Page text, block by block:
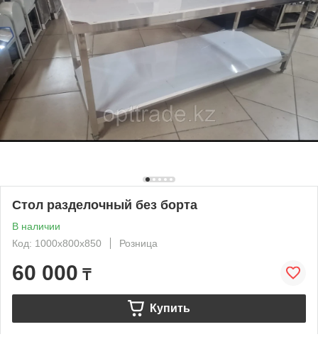
Стол разделочный без борта
В наличии
Код: 1000х800х850
Розница
60 000 ₸
Купить